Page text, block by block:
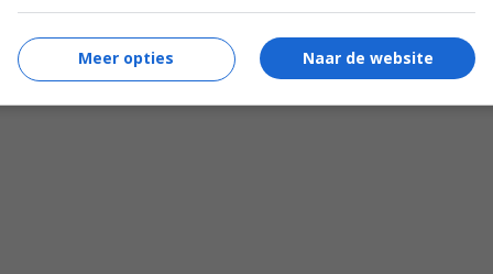
Naar de website
Meer opties